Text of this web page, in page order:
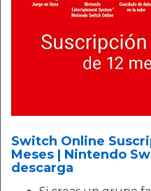
Switch Online
Meses | Nintendo
descarga